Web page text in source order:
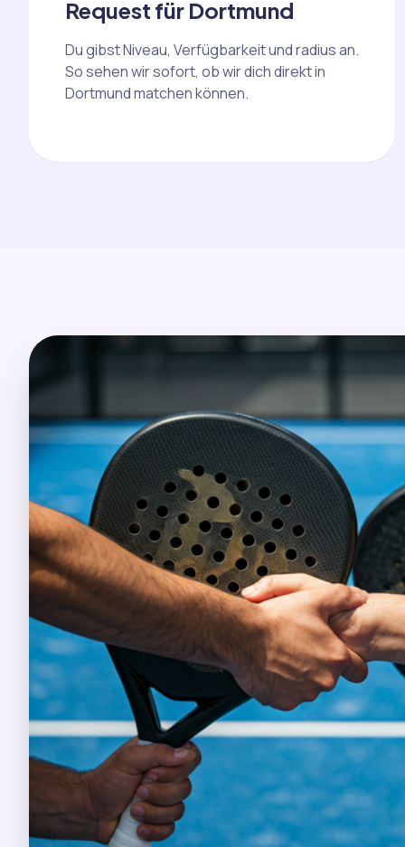
Request für Dortmund
Du gibst Niveau, Verfügbarkeit und radius an.
So sehen wir sofort, ob wir dich direkt in
Dortmund matchen können.